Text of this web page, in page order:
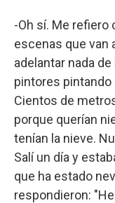
-Oh sí. Me refiero
escenas que van
adelantar nada
pintores pintando
Cientos de
porque querían
tenían la nieve.
Salí un día y
que ha estado
respondieron: